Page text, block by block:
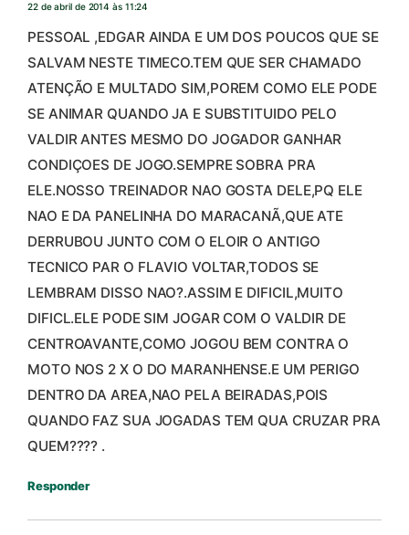
22 de abril de 2014 às 11:24
PESSOAL ,EDGAR AINDA E UM DOS POUCOS QUE SE
SALVAM NESTE TIMECO.TEM QUE SER CHAMADO
ATENÇÃO E MULTADO SIM,POREM COMO ELE PODE
SE ANIMAR QUANDO JA E SUBSTITUIDO PELO
VALDIR ANTES MESMO DO JOGADOR GANHAR
CONDIÇOES DE JOGO.SEMPRE SOBRA PRA
ELE.NOSSO TREINADOR NAO GOSTA DELE,PQ ELE
NAO E DA PANELINHA DO MARACANÃ,QUE ATE
DERRUBOU JUNTO COM O ELOIR O ANTIGO
TECNICO PAR O FLAVIO VOLTAR,TODOS SE
LEMBRAM DISSO NAO?.ASSIM E DIFICIL,MUITO
DIFICL.ELE PODE SIM JOGAR COM O VALDIR DE
CENTROAVANTE,COMO JOGOU BEM CONTRA O
MOTO NOS 2 X O DO MARANHENSE.E UM PERIGO
DENTRO DA AREA,NAO PELA BEIRADAS,POIS
QUANDO FAZ SUA JOGADAS TEM QUA CRUZAR PRA
QUEM???? .
Responder